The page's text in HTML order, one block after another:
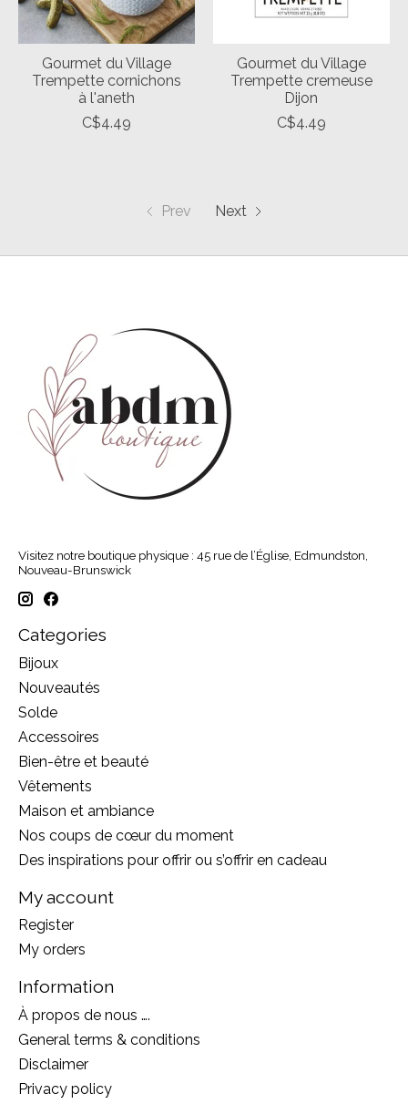
Gourmet du Village
Trempette cornichons
à l'aneth
C$4.49
Gourmet du Village
Trempette cremeuse
Dijon
C$4.49
Prev Next
Visitez notre boutique physique : 45 rue de l’Église, Edmundston,
Nouveau-Brunswick
Categories
Bijoux
Nouveautés
Solde
Accessoires
Bien-être et beauté
Vêtements
Maison et ambiance
Nos coups de cœur du moment
Des inspirations pour offrir ou s’offrir en cadeau
My account
Register
My orders
Information
À propos de nous ….
General terms & conditions
Disclaimer
Privacy policy